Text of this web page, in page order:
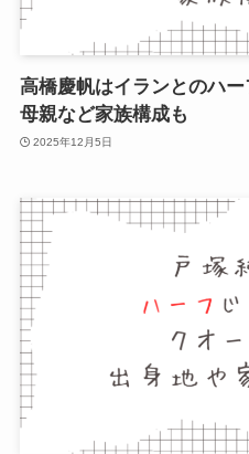
高橋慶帆はイランとのハ
母親など家族構成も
2025年12月5日